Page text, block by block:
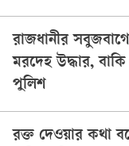
রাজধানীর সবুজবাগে
মরদেহ উদ্ধার,
পুলিশ
রক্ত দেওয়ার কথা